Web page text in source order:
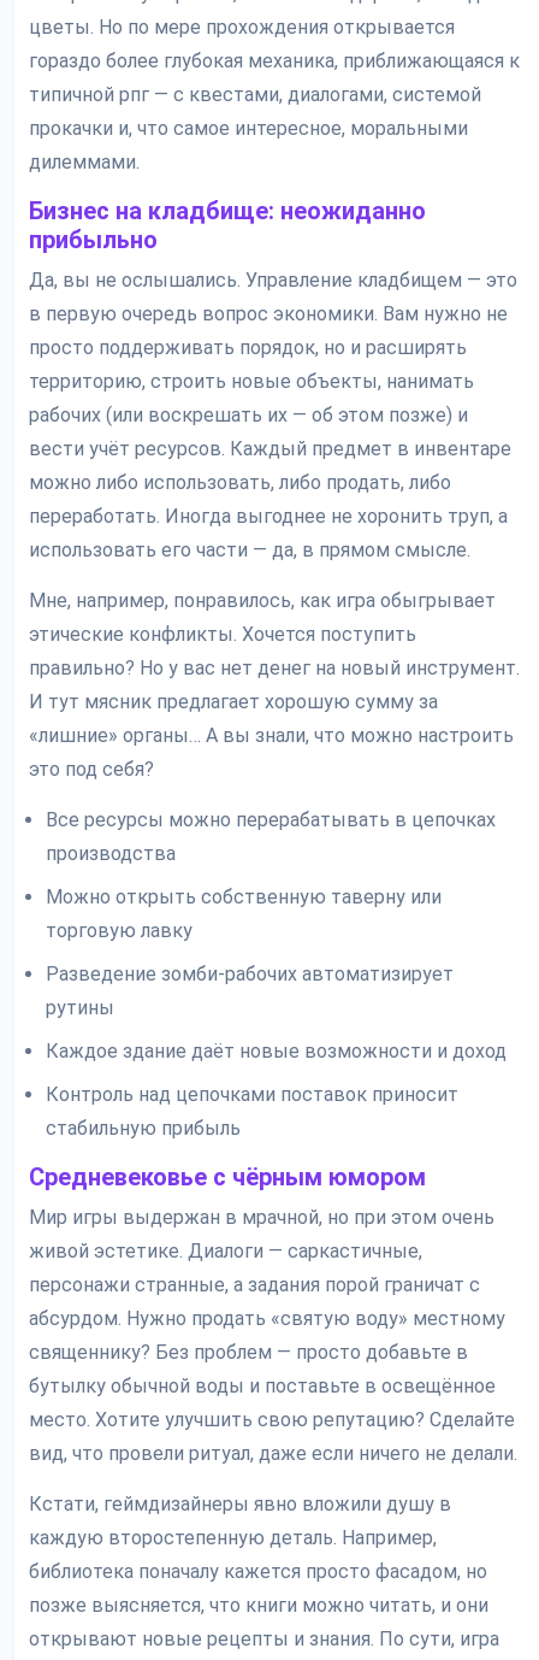
цветы. Но по мере прохождения открывается
гораздо более глубокая механика, приближающаяся к
типичной рпг — с квестами, диалогами, системой
прокачки и, что самое интересное, моральными
дилеммами.
Бизнес на кладбище: неожиданно
прибыльно
Да, вы не ослышались. Управление кладбищем — это
в первую очередь вопрос экономики. Вам нужно не
просто поддерживать порядок, но и расширять
территорию, строить новые объекты, нанимать
рабочих (или воскрешать их — об этом позже) и
вести учёт ресурсов. Каждый предмет в инвентаре
можно либо использовать, либо продать, либо
переработать. Иногда выгоднее не хоронить труп, а
использовать его части — да, в прямом смысле.
Мне, например, понравилось, как игра обыгрывает
этические конфликты. Хочется поступить
правильно? Но у вас нет денег на новый инструмент.
И тут мясник предлагает хорошую сумму за
«лишние» органы… А вы знали, что можно настроить
это под себя?
Все ресурсы можно перерабатывать в цепочках
производства
Можно открыть собственную таверну или
торговую лавку
Разведение зомби-рабочих автоматизирует
рутины
Каждое здание даёт новые возможности и доход
Контроль над цепочками поставок приносит
стабильную прибыль
Средневековье с чёрным юмором
Мир игры выдержан в мрачной, но при этом очень
живой эстетике. Диалоги — саркастичные,
персонажи странные, а задания порой граничат с
абсурдом. Нужно продать «святую воду» местному
священнику? Без проблем — просто добавьте в
бутылку обычной воды и поставьте в освещённое
место. Хотите улучшить свою репутацию? Сделайте
вид, что провели ритуал, даже если ничего не делали.
Кстати, геймдизайнеры явно вложили душу в
каждую второстепенную деталь. Например,
библиотека поначалу кажется просто фасадом, но
позже выясняется, что книги можно читать, и они
открывают новые рецепты и знания. По сути, игра